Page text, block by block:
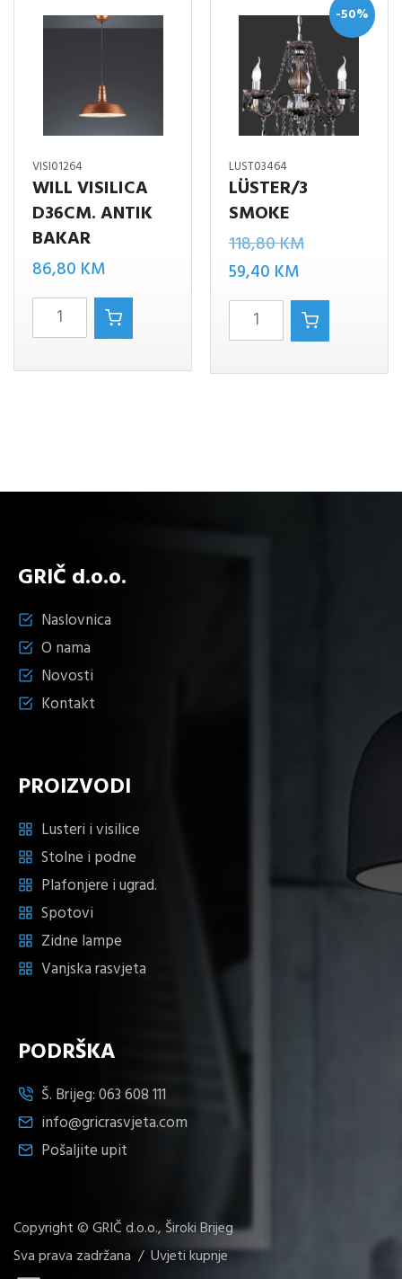
VISI01264
WILL VISILICA
D36CM. ANTIK
BAKAR
86,80 KM
WILL
VISILICA
D36CM.
-50%
LUST03464
LÜSTER/3
SMOKE
118,80KMIzvorna
bila
je:
59,40 KMTrenutna
cijena
je:
LüSTER/3
SMOKE
količina
GRIČ d.o.o.
Naslovnica
O nama
Novosti
Kontakt
PROIZVODI
Lusteri i visilice
Stolne i podne
Plafonjere i ugrad.
Spotovi
Zidne lampe
Vanjska rasvjeta
PODRŠKA
Š. Brijeg:063 608 111
info@gricrasvjeta.com
Pošaljite upit
Copyright © GRIČ d.o.o., Široki Brijeg
Sva prava zadržana / Uvjeti kupnje